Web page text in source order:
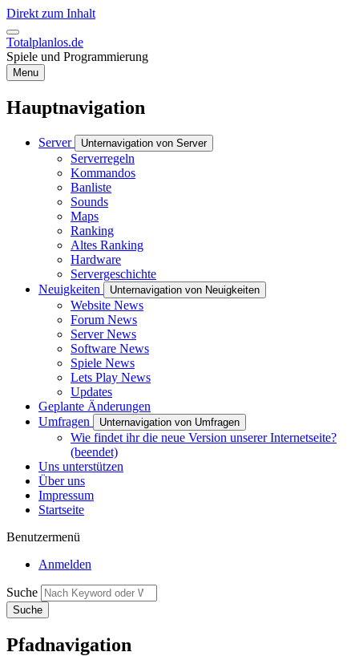
Direkt zum Inhalt
Totalplanlos.de
Spiele und Programmierung
Menu
Hauptnavigation
Server Unternavigation von Server
Serverregeln
Kommandos
Banliste
Sounds
Maps
Ranking
Altes Ranking
Hardware
Servergeschichte
Neuigkeiten
Unternavigation von Neuigkeiten
Website News
Forum News
Server News
Software News
Spiele News
Lets Play News
Updates
Geplante Änderungen
Umfragen
Unternavigation von Umfragen
Wie findet ihr die neue Version unserer Internetseite?
(beendet)
Uns unterstützen
Über uns
Impressum
Startseite
Benutzermenü
Anmelden
Suche
Pfadnavigation